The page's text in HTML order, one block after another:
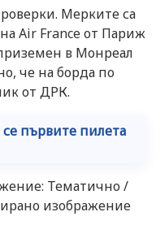
Мерките са
Air France от Париж
в Монреал
че на борда по
от ДРК.
първите пилета
Тематично /
изображение